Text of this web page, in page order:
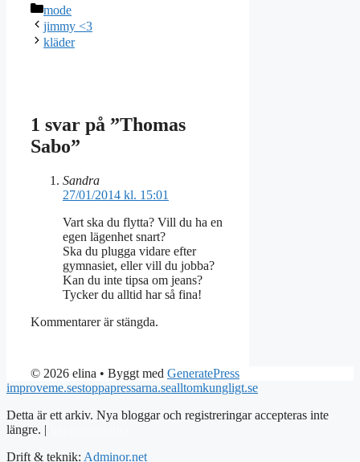
Kategorier
mode
jimmy <3
kläder
1 svar på ”Thomas
Sabo”
Sandra
27/01/2014 kl. 15:01
Vart ska du flytta? Vill du ha en
egen lägenhet snart?
Ska du plugga vidare efter
gymnasiet, eller vill du jobba?
Kan du inte tipsa om jeans?
Tycker du alltid har så fina!
Kommentarer är stängda.
© 2026 elina • Byggt med GeneratePress
improveme.sestoppapressarna.sealltomkungligt.se
Detta är ett arkiv. Nya bloggar och registreringar accepteras inte
längre. |
Drift & teknik: Adminor.net